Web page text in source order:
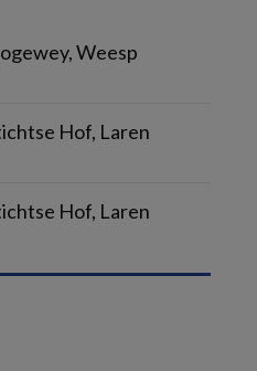
Weesp
Hof, Laren
Hof, Laren